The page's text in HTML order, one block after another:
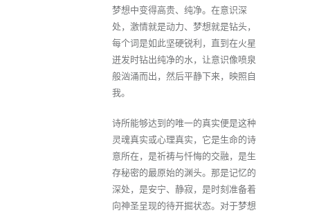
梦想中变得高贵、纯净。在意识深
处，激情就是动力、梦想就是钻头，
每个词是如此坚硬锐利，直到在火星
迸发时钻出纯净的水，让意识像喷泉
般汹涌而出，然后平静下来，映照自
我。
诗所能够达到的唯一的真实便是这种
灵魂真实或心理真实，它是生命的诗
意所在，是祈祷与忏悔的交融，是生
存秘密的最原始的渊头。那是记忆的
深处，是安宁、静寂，是时刻准备着
向神圣呈现的待开掘状态。对于梦想